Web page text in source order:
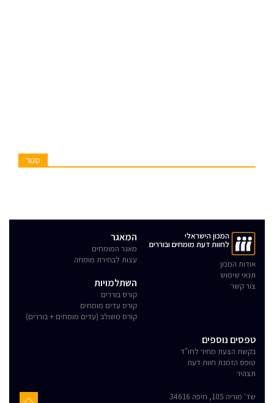
סגור
המכון הישראלי
לחוות דעת מומחים ובוררים
אודות המכון
תנאי שימוש
צור קשר
המאגר
מאגר המומחים
עצות לבחירת מומחה
השתלמויות
קורס בוררים
קורס עדים מומחים
קורס משולב (עדים מומחים + בוררים)
טפסים נוספים
בקשת הצעת מחיר לחו"ד
טופס הזמנת חוות דעת
תצהיר
שד' מוריה 105, חיפה 34616